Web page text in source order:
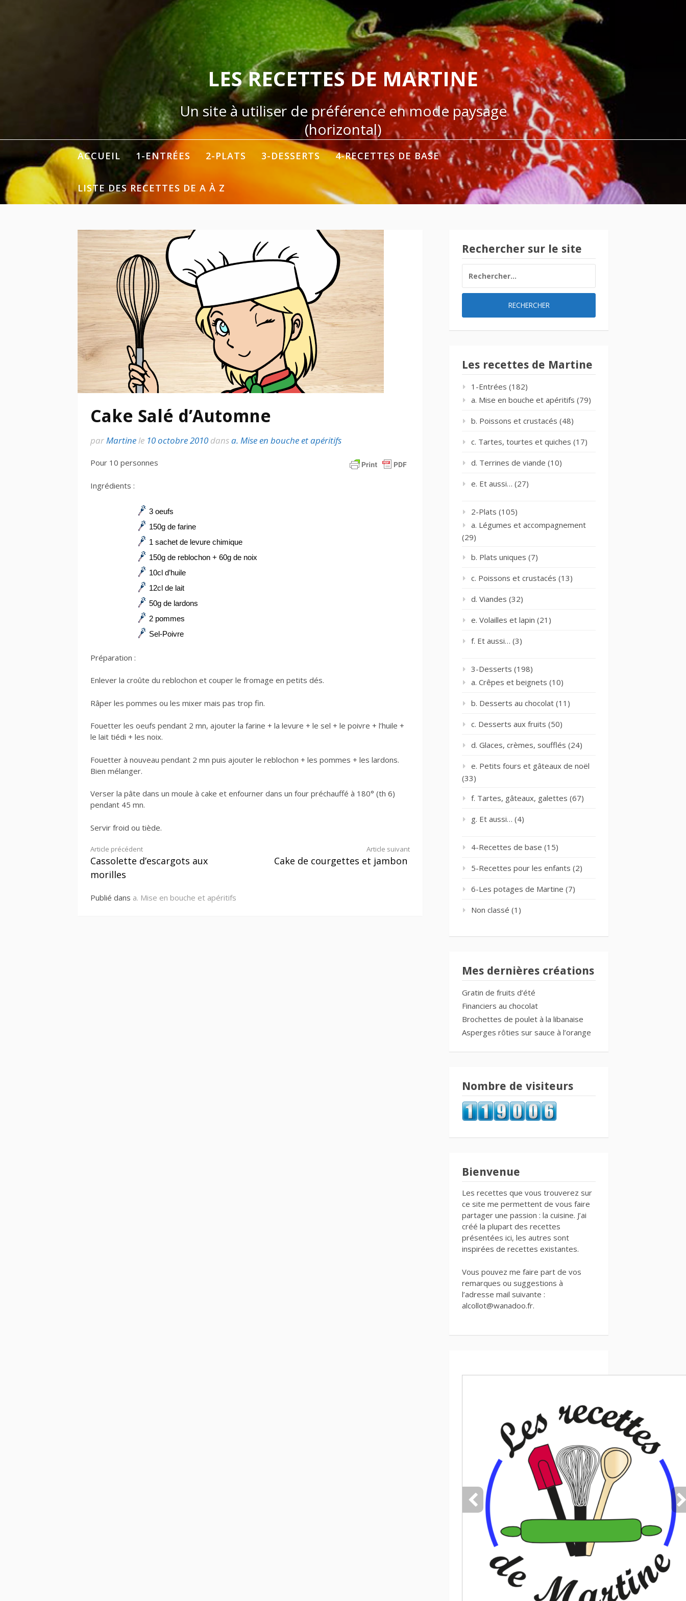
LES RECETTES DE MARTINE
Un site à utiliser de préférence en mode paysage
(horizontal)
ACCUEIL 1-ENTRÉES 2-PLATS 3-DESSERTS 4-RECETTES DE BASE
LISTE DES RECETTES DE A À Z
Cake Salé d’Automne
parMartinele 10 octobre 2010 dansa. Mise en bouche et apéritifs
Pour 10 personnes
Ingrédients :
3 oeufs
150g de farine
1 sachet de levure chimique
150g de reblochon + 60g de noix
10cl d’huile
12cl de lait
50g de lardons
2 pommes
Sel-Poivre
Préparation :
Enlever la croûte du reblochon et couper le fromage en petits dés.
Râper les pommes ou les mixer mais pas trop fin.
Fouetter les oeufs pendant 2 mn, ajouter la farine + la levure + le sel + le poivre + l’huile +
le lait tiédi + les noix.
Fouetter à nouveau pendant 2 mn puis ajouter le reblochon + les pommes + les lardons.
Bien mélanger.
Verser la pâte dans un moule à cake et enfourner dans un four préchauffé à 180° (th 6)
pendant 45 mn.
Servir froid ou tiède.
Lire
la
Article précédent
Cassolette d’escargots aux
morilles
Article suivant
Cake de courgettes et jambon
Publié dans a. Mise en bouche et apéritifs
Rechercher sur le site
Les recettes de Martine
1-Entrées (182)
a. Mise en bouche et apéritifs (79)
b. Poissons et crustacés (48)
c. Tartes, tourtes et quiches (17)
d. Terrines de viande (10)
e. Et aussi… (27)
2-Plats (105)
a. Légumes et accompagnement
(29)
b. Plats uniques (7)
c. Poissons et crustacés (13)
d. Viandes (32)
e. Volailles et lapin (21)
f. Et aussi… (3)
3-Desserts (198)
a. Crêpes et beignets (10)
b. Desserts au chocolat (11)
c. Desserts aux fruits (50)
d. Glaces, crèmes, soufflés (24)
e. Petits fours et gâteaux de noël
(33)
f. Tartes, gâteaux, galettes (67)
g. Et aussi… (4)
4-Recettes de base (15)
5-Recettes pour les enfants (2)
6-Les potages de Martine (7)
Non classé (1)
Mes dernières créations
Gratin de fruits d’été
Financiers au chocolat
Brochettes de poulet à la libanaise
Asperges rôties sur sauce à l’orange
Nombre de visiteurs
Bienvenue
Les recettes que vous trouverez sur
ce site me permettent de vous faire
partager une passion : la cuisine. J’ai
créé la plupart des recettes
présentées ici, les autres sont
inspirées de recettes existantes.
Vous pouvez me faire part de vos
remarques ou suggestions à
l’adresse mail suivante :
alcollot@wanadoo.fr.